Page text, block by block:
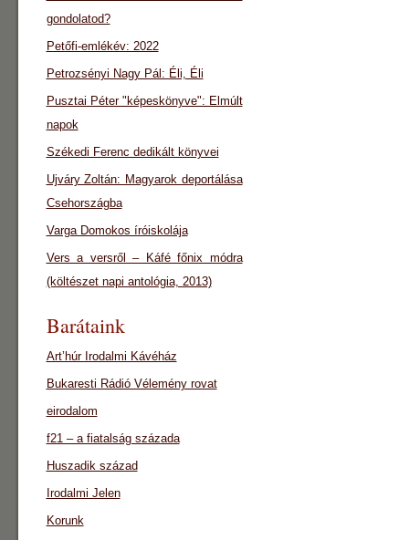
gondolatod?
Petőfi-emlékév: 2022
Petrozsényi Nagy Pál: Éli, Éli
Pusztai Péter "képeskönyve": Elmúlt
napok
Székedi Ferenc dedikált könyvei
Ujváry Zoltán: Magyarok deportálása
Csehországba
Varga Domokos íróiskolája
Vers a versről – Káfé főnix módra
(költészet napi antológia, 2013)
Barátaink
Art’húr Irodalmi Kávéház
Bukaresti Rádió Vélemény rovat
eirodalom
f21 – a fiatalság százada
Huszadik század
Irodalmi Jelen
Korunk